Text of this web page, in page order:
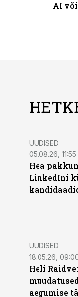
AI
UUDISED
05.08.26, 11:55
Hea
LinkedIni
UUDISED
18.05.26, 09:00
Heli
aegumise